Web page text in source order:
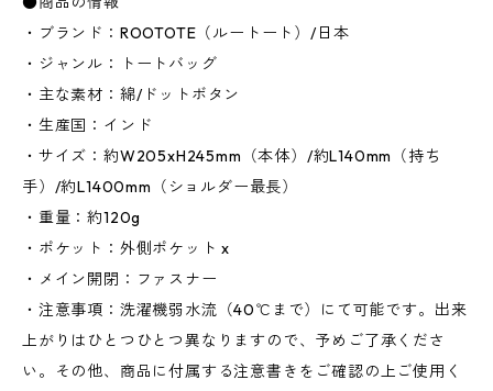
・ブランド：ROOTOTE（ルートート）/日本
・ジャンル：トートバッグ
・主な素材：綿/ドットボタン
・生産国：インド
・サイズ：約W205xH245mm（本体）/約L140mm（持ち
手）/約L1400mm（ショルダー最長）
・重量：約120g
・ポケット：外側ポケット x
・メイン開閉：ファスナー
・注意事項：洗濯機弱水流（40℃まで）にて可能です。出来
上がりはひとつひとつ異なりますので、予めご了承くださ
い。その他、商品に付属する注意書きをご確認の上ご使用く